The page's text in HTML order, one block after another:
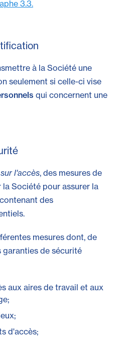
3.3.
à la Société une
seulement si celle-ci vise
qui concernent une
l'accès, des mesures de
Société pour assurer la
des
mesures dont, de
de sécurité
aux aires de travail et aux
d'accès;